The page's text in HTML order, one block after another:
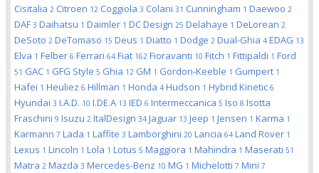
Cisitalia 2 Citroen 12 Coggiola 3 Colani 31 Cunningham 1 Daewoo 2
DAF 3 Daihatsu 1 Daimler 1 DC Design 25 Delahaye 1 DeLorean 2
DeSoto 2 DeTomaso 15 Deus 1 Diatto 1 Dodge 2 Dual-Ghia 4 EDAG 13
Elva 1 Felber 6 Ferrari 64 Fiat 162 Fioravanti 10 Fitch 1 Fittipaldi 1 Ford
51 GAC 1 GFG Style 5 Ghia 12 GM 1 Gordon-Keeble 1 Gumpert 1
Hafei 1 Heuliez 6 Hillman 1 Honda 4 Hudson 1 Hybrid Kinetic 6
Hyundai 3 I.A.D. 10 I.DE.A 13 IED 6 Intermeccanica 5 Iso 8 Isotta
Fraschini 9 Isuzu 2 ItalDesign 34 Jaguar 13 Jeep 1 Jensen 1 Karma 1
Karmann 7 Lada 1 Laffite 3 Lamborghini 20 Lancia 64 Land Rover 1
Lexus 1 Lincoln 1 Lola 1 Lotus 5 Maggiora 1 Mahindra 1 Maserati 51
Matra 2 Mazda 3 Mercedes-Benz 10 MG 1 Michelotti 7 Mini 7